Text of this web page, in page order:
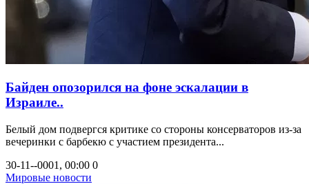
Байден опозорился на фоне эскалации в
Израиле..
Белый дом подвергся критике со стороны консерваторов из-за
вечеринки с барбекю с участием президента...
30-11--0001, 00:00 0
Мировые новости